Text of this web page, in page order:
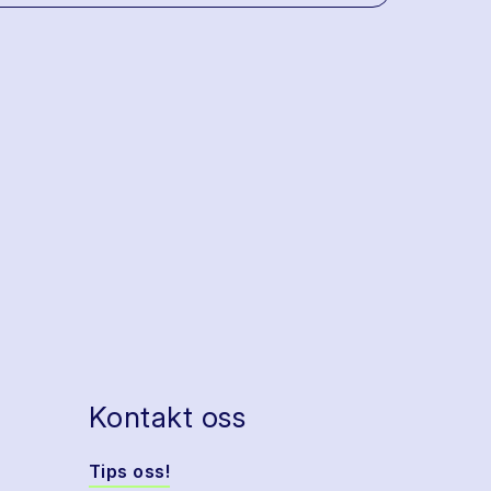
Kontakt oss
Tips oss!